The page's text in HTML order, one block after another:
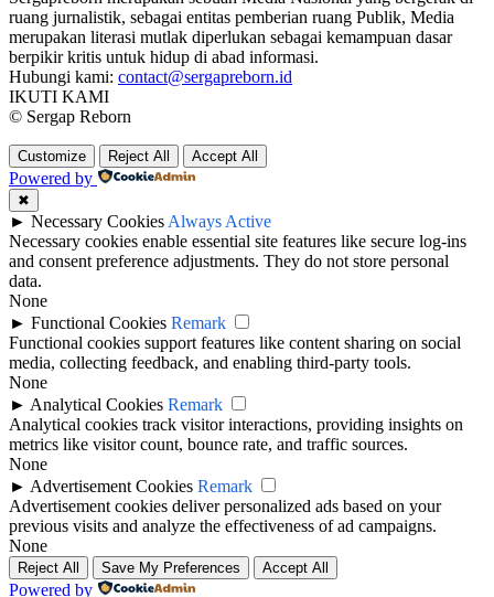
ruang jurnalistik, sebagai entitas pemberian ruang Publik, Media
merupakan literasi mutlak diperlukan sebagai kemampuan dasar
berpikir kritis untuk hidup di abad informasi.
Hubungi kami: contact@sergapreborn.id
IKUTI KAMI
© Sergap Reborn
Customize Reject All Accept All
Powered by
✖
► Necessary Cookies Always Active
Necessary cookies enable essential site features like secure log-ins
and consent preference adjustments. They do not store personal
data.
None
► Functional Cookies Remark
Functional cookies support features like content sharing on social
media, collecting feedback, and enabling third-party tools.
None
► Analytical Cookies Remark
Analytical cookies track visitor interactions, providing insights on
metrics like visitor count, bounce rate, and traffic sources.
None
► Advertisement Cookies Remark
Advertisement cookies deliver personalized ads based on your
previous visits and analyze the effectiveness of ad campaigns.
None
Reject All Save My Preferences Accept All
Powered by